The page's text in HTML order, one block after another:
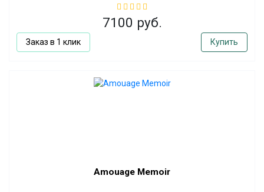
7100 руб.
Заказ в 1 клик Купить
Amouage Memoir